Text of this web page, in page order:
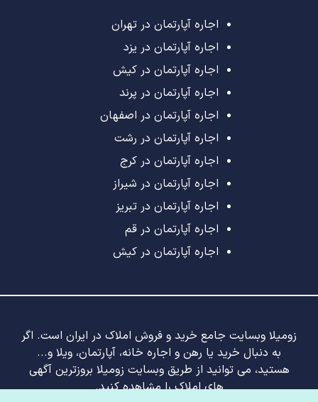
اجاره آپارتمان در تهران
اجاره آپارتمان در یزد
اجاره آپارتمان در کیش
اجاره آپارتمان در پرند
اجاره آپارتمان در اصفهان
اجاره آپارتمان در رشت
اجاره آپارتمان در کرج
اجاره آپارتمان در شیراز
اجاره آپارتمان در تبریز
اجاره آپارتمان در قم
اجاره آپارتمان در کیش
زومیلا وبسایت جامع خرید و فروش املاک در ایران است. اگر
به دنبال خرید یا رهن و اجاره خانه، آپارتمان، ویلا و...
هستید، می توانید از طریق وبسایت زومیلا بروزترین آگهی
های املاک را مشاهده کنید.